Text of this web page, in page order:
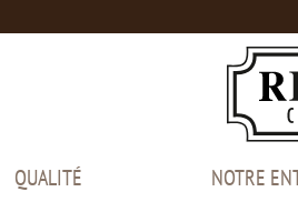
QUALITÉ NOTRE